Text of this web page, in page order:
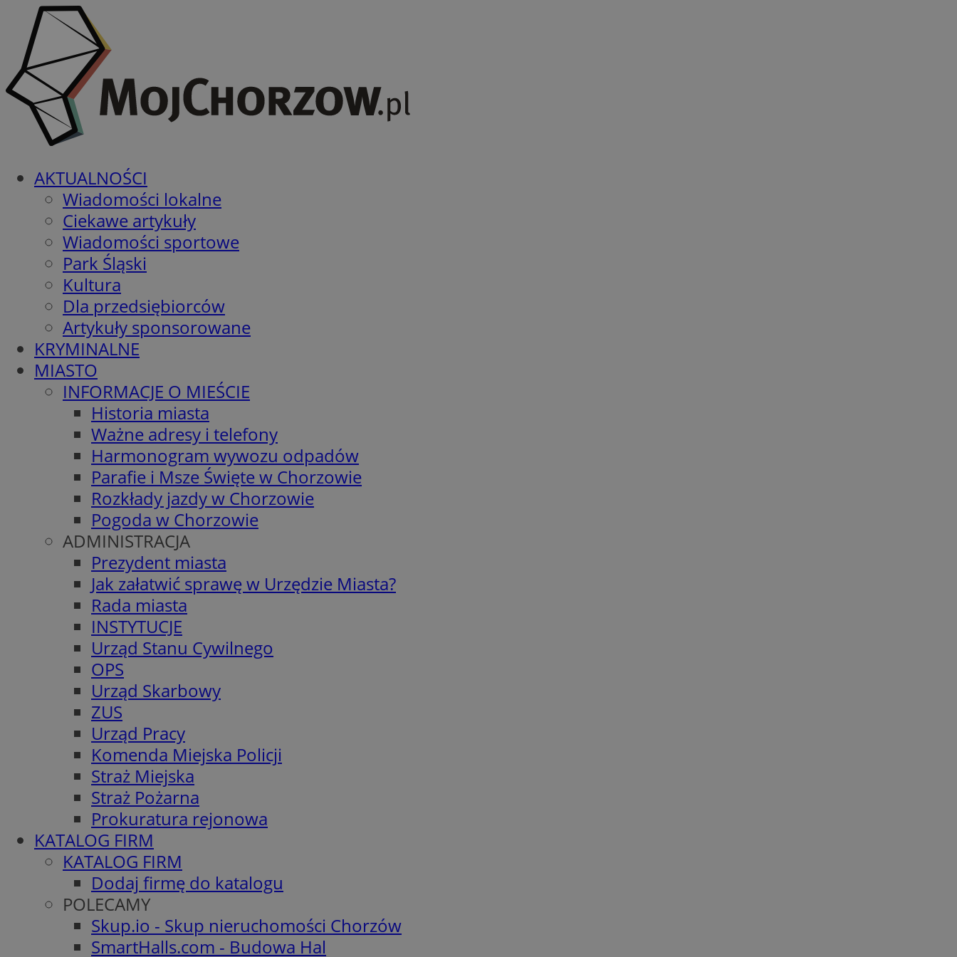
AKTUALNOŚCI
Wiadomości lokalne
Ciekawe artykuły
Wiadomości sportowe
Park Śląski
Kultura
Dla przedsiębiorców
Artykuły sponsorowane
KRYMINALNE
MIASTO
INFORMACJE O MIEŚCIE
Historia miasta
Ważne adresy i telefony
Harmonogram wywozu odpadów
Parafie i Msze Święte w Chorzowie
Rozkłady jazdy w Chorzowie
Pogoda w Chorzowie
ADMINISTRACJA
Prezydent miasta
Jak załatwić sprawę w Urzędzie Miasta?
Rada miasta
INSTYTUCJE
Urząd Stanu Cywilnego
OPS
Urząd Skarbowy
ZUS
Urząd Pracy
Komenda Miejska Policji
Straż Miejska
Straż Pożarna
Prokuratura rejonowa
KATALOG FIRM
KATALOG FIRM
Dodaj firmę do katalogu
POLECAMY
Skup.io - Skup nieruchomości Chorzów
SmartHalls.com - Budowa Hal